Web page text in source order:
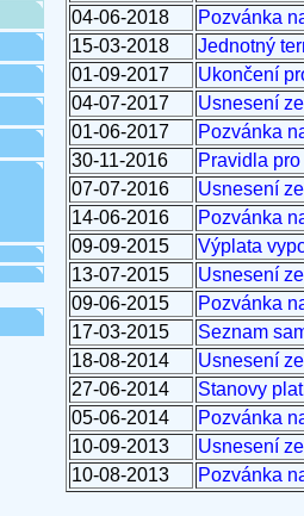
04-06-2018
Pozvánka
15-03-2018
Jednotný
01-09-2017
Ukončení
04-07-2017
Usnesení
01-06-2017
Pozvánka
30-11-2016
Pravidla
07-07-2016
Usnesení
14-06-2016
Pozvánka
09-09-2015
Výplata
13-07-2015
Usnesení
09-06-2015
Pozvánka
17-03-2015
Seznam
18-08-2014
Usnesení
27-06-2014
Stanovy
05-06-2014
Pozvánka
10-09-2013
Usnesení
10-08-2013
Pozvánka